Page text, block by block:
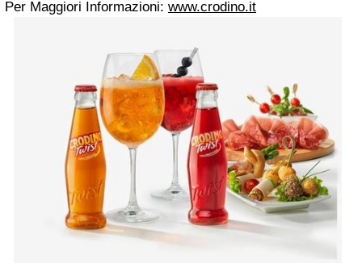
Per Maggiori Informazioni: www.crodino.it